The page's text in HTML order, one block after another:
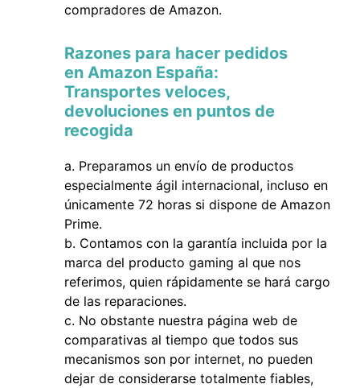
compradores de Amazon.
Razones para hacer pedidos
en Amazon España:
Transportes veloces,
devoluciones en puntos de
recogida
Preparamos un envío de productos
especialmente ágil internacional, incluso en
únicamente 72 horas si dispone de Amazon
Prime.
Contamos con la garantía incluida por la
marca del producto gaming al que nos
referimos, quien rápidamente se hará cargo
de las reparaciones.
No obstante nuestra página web de
comparativas al tiempo que todos sus
mecanismos son por internet, no pueden
dejar de considerarse totalmente fiables,